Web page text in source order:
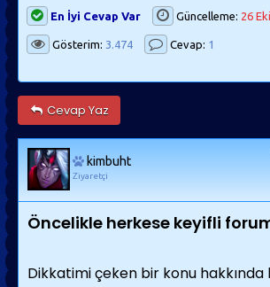
En İyi Cevap Var Güncelleme: 26
Gösterim: 3.474 Cevap: 1
Cevap Yaz
kimbuht
Ziyaretçi
Öncelikle herkese keyifli
Dikkatimi çeken bir konu